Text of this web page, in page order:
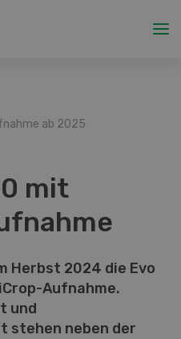
ab 2025
mit
Herbst 2024 die Evo
Aufnahme.
und
stehen neben der